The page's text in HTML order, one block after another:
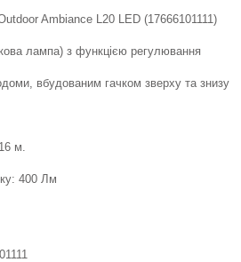
Ambiance L20 LED (17666101111)
лампа) з функцією регулювання
вбудованим гачком зверху та знизу
м.
400 Лм